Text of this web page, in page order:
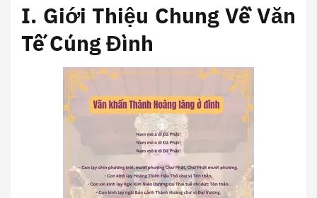
I. Giới Thiệu Chung Về Văn
Tế Cúng Đình